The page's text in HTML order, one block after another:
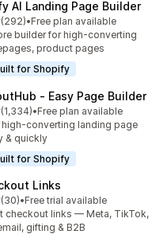
AI Landing Page Builder
ม 5 ดาว
(292)
292 รีวิว
•Free plan available
builder for high-converting
product pages
for Shopify
‑ Easy Page Builder
ม 5 ดาว
(1,334)
1334 รีวิว
•Free plan available
high-converting landing page
& quickly
for Shopify
Links
ม 5 ดาว
(30)
30 รีวิว
•Free trial available
checkout links — Meta, TikTok,
gifting & B2B